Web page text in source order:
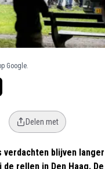
Google.
Delen met
verdachten blijven
rellen in Den Haag.